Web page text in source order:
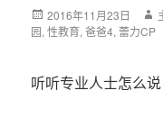
Posted
on
2016年11月23日
园,性教育,爸爸4,蕾力CP
听听专业人士怎么说